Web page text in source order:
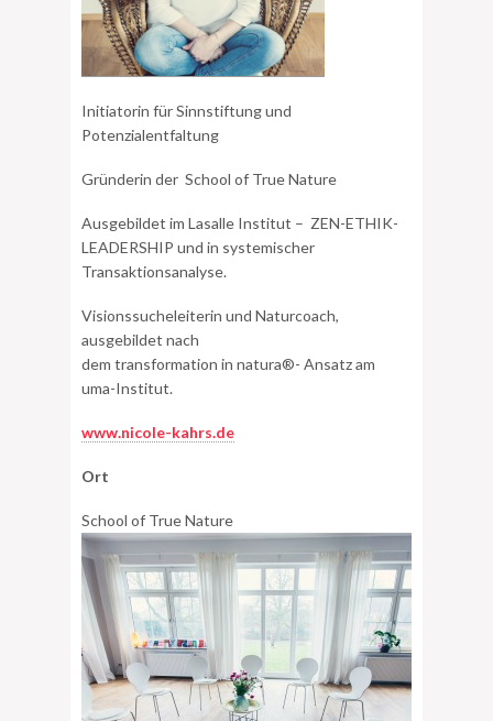
Initiatorin für Sinnstiftung und
Potenzialentfaltung
Gründerin der School of True Nature
Ausgebildet im Lasalle Institut – ZEN-ETHIK-
LEADERSHIP und in systemischer
Transaktionsanalyse.
Visionssucheleiterin und Naturcoach,
ausgebildet nach
dem transformation in natura®- Ansatz am
uma-Institut.
www.nicole-kahrs.de
Ort
School of True Nature